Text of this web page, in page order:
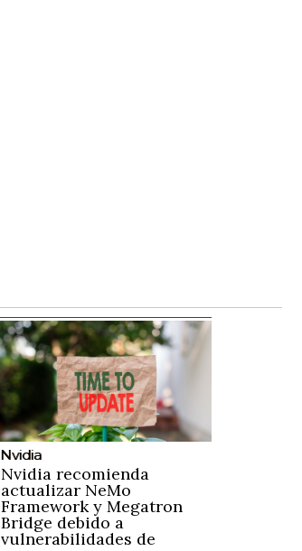
Nvidia
Nvidia recomienda
actualizar NeMo
Framework y Megatron
Bridge debido a
vulnerabilidades de